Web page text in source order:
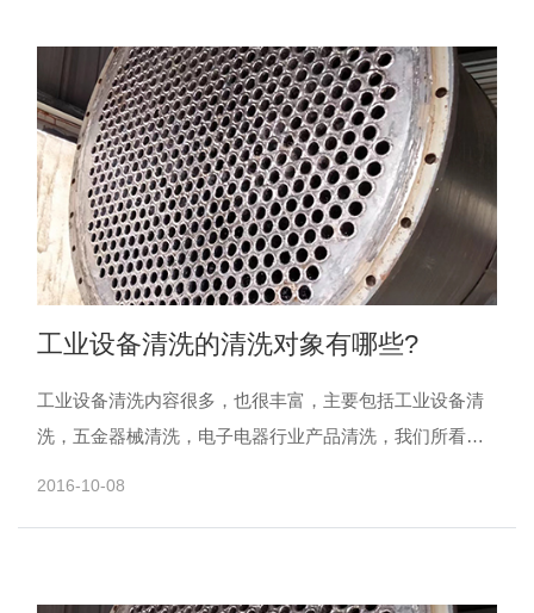
工业设备清洗的清洗对象有哪些?
工业设备清洗内容很多，也很丰富，主要包括工业设备清
洗，五金器械清洗，电子电器行业产品清洗，我们所看到
2016-10-08